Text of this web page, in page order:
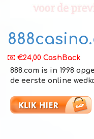
€24,00 CashBack
888.com is in 1998
de eerste online